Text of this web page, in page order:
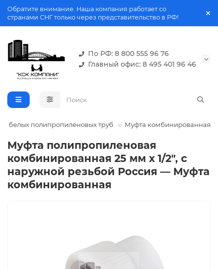
Обратите внимание. Наша компания работает со
странами СНГ только через представительство в РФ!
По РФ: 8 800 555 96 76
Главный офис: 8 495 401 96 46
белых полипропиленовых труб Муфта комбинированная
Муфта полипропиленовая
комбинированная 25 мм х 1/2", с
наружной резьбой Россия — Муфта
комбинированная